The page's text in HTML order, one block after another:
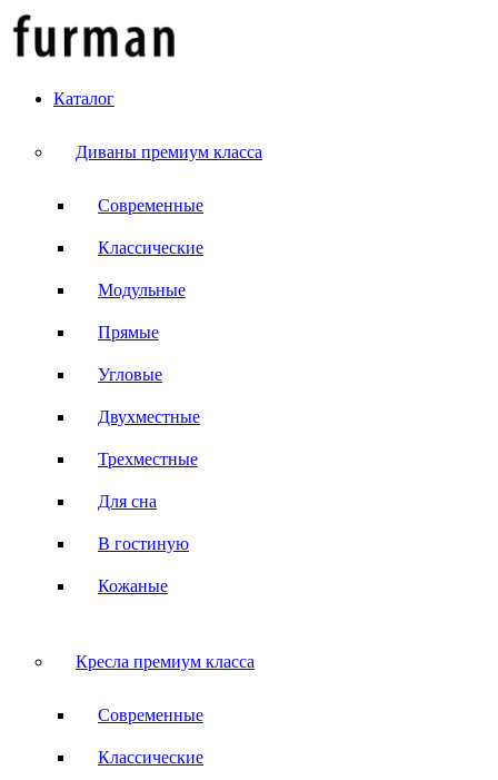
Каталог
Диваны премиум класса
Современные
Классические
Модульные
Прямые
Угловые
Двухместные
Трехместные
Для сна
В гостиную
Кожаные
Кресла премиум класса
Современные
Классические